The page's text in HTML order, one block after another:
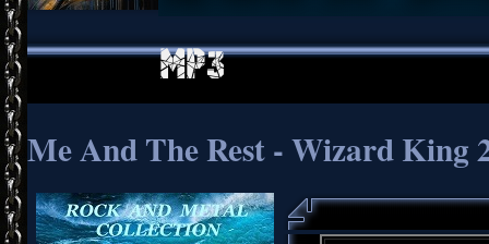
Me And The Rest - Wizard King